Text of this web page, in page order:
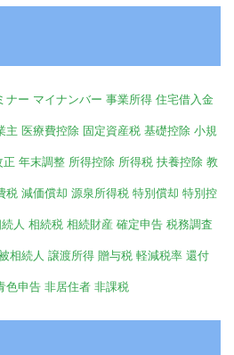
ナー マイナンバー 事業所得 住宅借入金
主 医療費控除 固定資産税 基礎控除 小規
正 年末調整 所得控除 所得税 扶養控除 教
税 減価償却 源泉所得税 特別償却 特別控
人 相続税 相続財産 確定申告 税務調査
相続人 譲渡所得 贈与税 軽減税率 還付
色申告 非居住者 非課税